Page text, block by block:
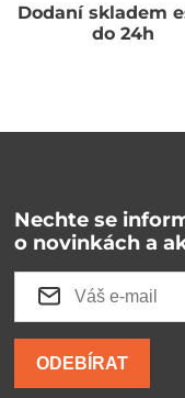
Dodaní skladem
do 24h
Nechte se
o novinkách a
ODEBÍRAT